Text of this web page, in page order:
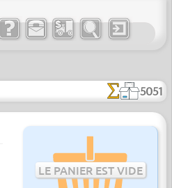
5051
LE PANIER EST VIDE